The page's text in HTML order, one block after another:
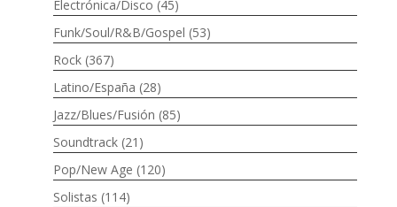
Electrónica/Disco (45)
Funk/Soul/R&B/Gospel (53)
Rock (367)
Latino/España (28)
Jazz/Blues/Fusión (85)
Soundtrack (21)
Pop/New Age (120)
Solistas (114)